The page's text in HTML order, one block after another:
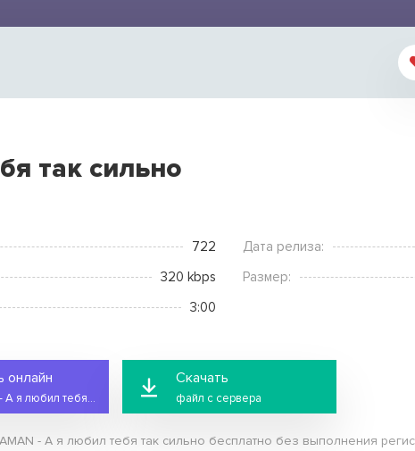
так сильно
722 Дата релиза:
320 kbps Размер:
3:00
онлайн
SHAMAN - А я любил тебя так сильно
Скачать
файл с сервера
- А я любил тебя так сильно бесплатно без выполнения